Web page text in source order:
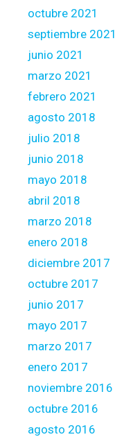
octubre 2021
septiembre 2021
junio 2021
marzo 2021
febrero 2021
agosto 2018
julio 2018
junio 2018
mayo 2018
abril 2018
marzo 2018
enero 2018
diciembre 2017
octubre 2017
junio 2017
mayo 2017
marzo 2017
enero 2017
noviembre 2016
octubre 2016
agosto 2016